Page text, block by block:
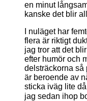
en minut
kanske det blir
I nuläget har
flera är riktigt
jag tror att det
efter humör och
delsträckorna så
är beroende av
sticka iväg lite
jag sedan ihop